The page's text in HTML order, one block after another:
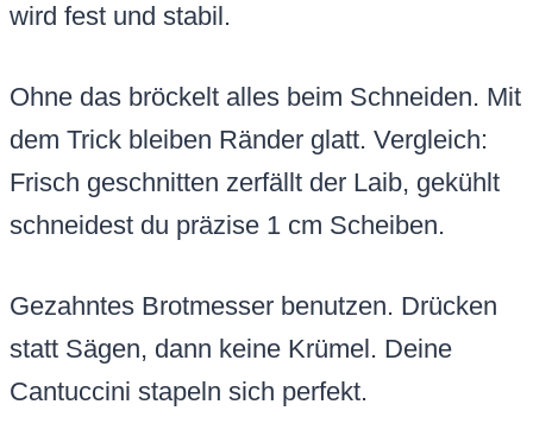
wird fest und stabil.
Ohne das bröckelt alles beim Schneiden. Mit
dem Trick bleiben Ränder glatt. Vergleich:
Frisch geschnitten zerfällt der Laib, gekühlt
schneidest du präzise 1 cm Scheiben.
Gezahntes Brotmesser benutzen. Drücken
statt Sägen, dann keine Krümel. Deine
Cantuccini stapeln sich perfekt.